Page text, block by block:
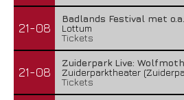
21-08
Badlands Festival met
Lottum
Tickets
21-08
Zuiderpark Live:
Zuiderparktheater
Tickets